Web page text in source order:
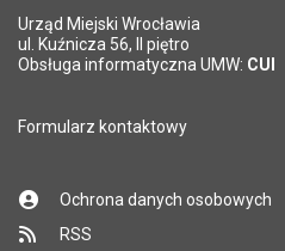
Urząd Miejski Wrocławia
ul. Kuźnicza 56, II piętro
Obsługa informatyczna UMW: CUI
Formularz kontaktowy
Ochrona danych osobowych
RSS